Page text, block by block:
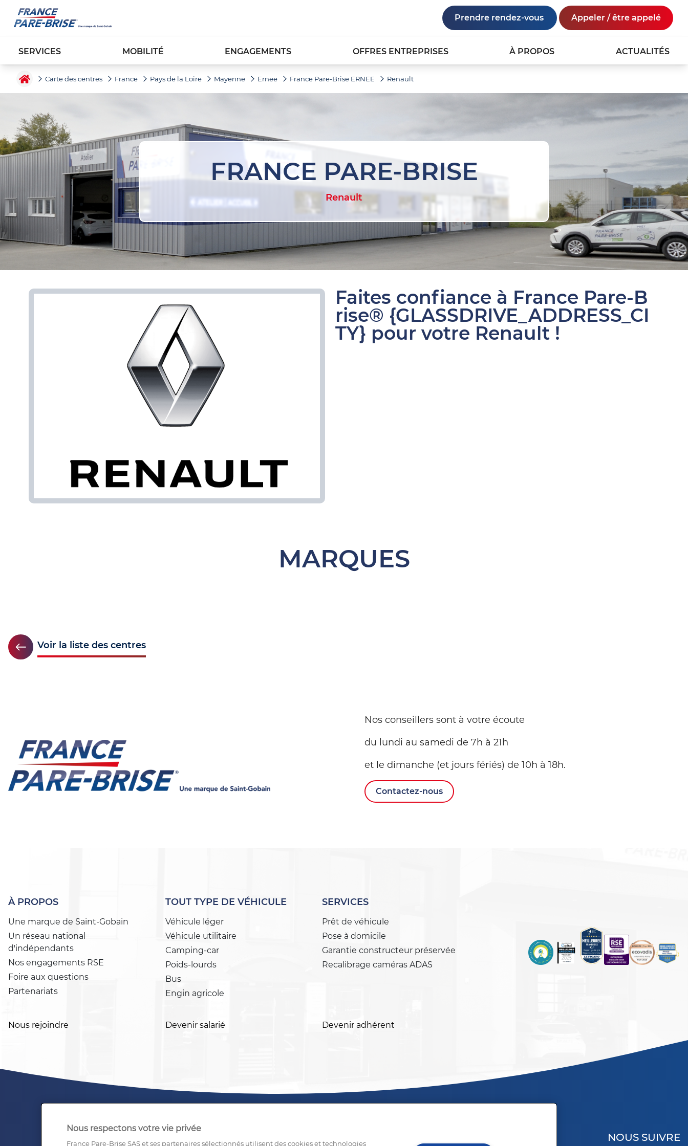
Prendre rendez-vous Appeler / être appelé
SERVICES MOBILITÉ ENGAGEMENTS OFFRES ENTREPRISES À PROPOS ACTUALITÉS
Carte des centres France Pays de la Loire Mayenne Ernee France Pare-Brise ERNEE Renault
FRANCE PARE-BRISE
Renault
Faites confiance à France Pare-B
rise® {GLASSDRIVE_ADDRESS_CI
TY} pour votre Renault !
MARQUES
Voir la liste des centres
Nos conseillers sont à votre écoute
du lundi au samedi de 7h à 21h
et le dimanche (et jours fériés) de 10h à 18h.
Contactez-nous
À PROPOS
Une marque de Saint-Gobain
Un réseau national
d'indépendants
Nos engagements RSE
Foire aux questions
Partenariats
TOUT TYPE DE VÉHICULE
Véhicule léger
Véhicule utilitaire
Camping-car
Poids-lourds
Bus
Engin agricole
SERVICES
Prêt de véhicule
Pose à domicile
Garantie constructeur préservée
Recalibrage caméras ADAS
Nous rejoindre Devenir salarié Devenir adhérent
NOUS SUIVRE
Nous respectons votre vie privée
France Pare-Brise SAS et ses partenaires sélectionnés utilisent des cookies et technologies